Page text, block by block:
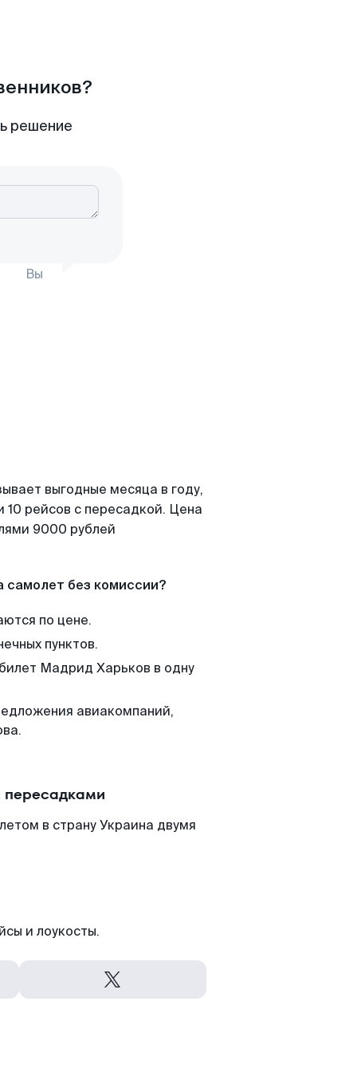
решение
Вы
выгодные месяца в году,
рейсов с пересадкой. Цена
9000 рублей
самолет без комиссии?
по цене.
пунктов.
Мадрид Харьков в одну
авиакомпаний,
пересадками
в страну Украина двумя
и лоукосты.